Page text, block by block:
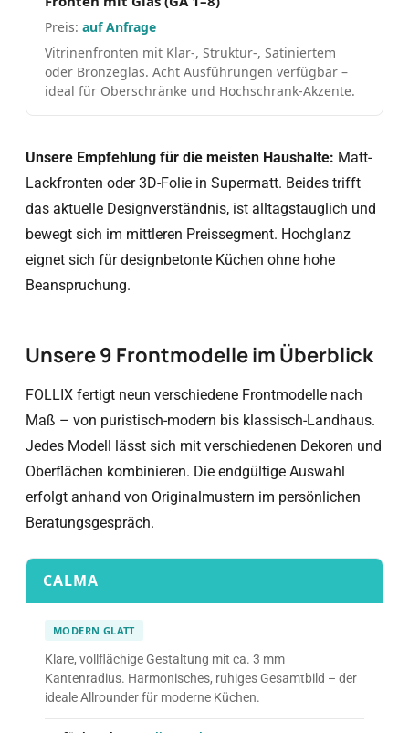
auf Anfrage
Vitrinenfronten mit Klar-, Struktur-, Satiniertem
oder Bronzeglas. Acht Ausführungen verfügbar –
ideal für Oberschränke und Hochschrank-Akzente.
Unsere Empfehlung für die meisten Haushalte: Matt-
Lackfronten oder 3D-Folie in Supermatt. Beides trifft
das aktuelle Designverständnis, ist alltagstauglich und
bewegt sich im mittleren Preissegment. Hochglanz
eignet sich für designbetonte Küchen ohne hohe
Beanspruchung.
Unsere 9 Frontmodelle im Überblick
FOLLIX fertigt neun verschiedene Frontmodelle nach
Maß – von puristisch-modern bis klassisch-Landhaus.
Jedes Modell lässt sich mit verschiedenen Dekoren und
Oberflächen kombinieren. Die endgültige Auswahl
erfolgt anhand von Originalmustern im persönlichen
Beratungsgespräch.
CALMA
MODERN GLATT
Klare, vollflächige Gestaltung mit ca. 3 mm
Kantenradius. Harmonisches, ruhiges Gesamtbild – der
ideale Allrounder für moderne Küchen.